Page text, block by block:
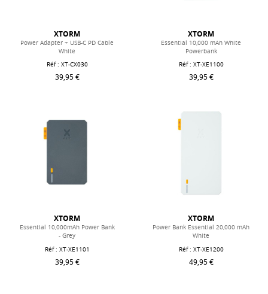
XTORM
Power Adapter + USB-C PD Cable
White
Réf : XT-CX030
39,95 €
XTORM
Essential 10,000 mAh White
Powerbank
Réf : XT-XE1100
39,95 €
XTORM
Essential 10,000mAh Power Bank
- Grey
Réf : XT-XE1101
39,95 €
XTORM
Power Bank Essential 20,000 mAh
White
Réf : XT-XE1200
49,95 €